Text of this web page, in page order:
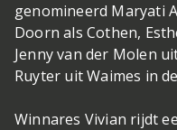
genomineerd Maryati
Doorn als Cothen,
Jenny van der Molen
Ruyter uit Waimes in
Winnares Vivian rijdt